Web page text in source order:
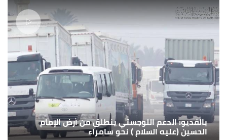
بالفديو: الدعم اللوجستي ينطلق من أرض الإمام
الحسين (عليه السلام ) نحو سامراء